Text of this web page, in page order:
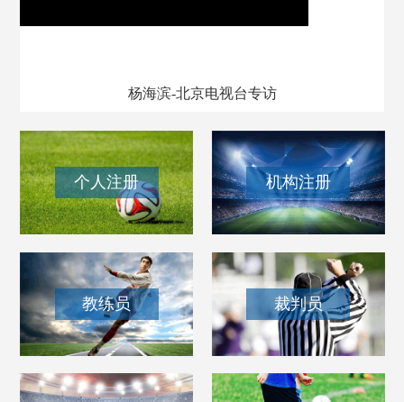
杨海滨-北京电视台专访
个人注册 机构注册
教练员 裁判员